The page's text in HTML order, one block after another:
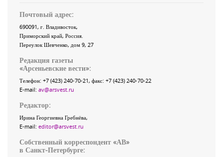
Почтовый адрес:
690091, г. Владивосток,
Приморский край, Россия
Переулок Шевченко, дом 9, 27
Редакция газеты
«Арсеньевские вести»:
Телефон: +7 (423) 240-70-21, факс: +7 (423) 240-70-22
E-mail: av@arsvest.ru
Редактор:
Ирина Георгиевна Гребнёва,
E-mail: editor@arsvest.ru
Собственный корреспондент «АВ»
в Санкт-Петербурге: